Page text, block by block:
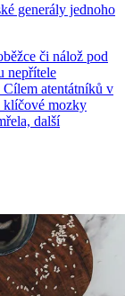
generály jednoho
či nálož pod
nepřítele
atentátníků v
klíčové mozky
další